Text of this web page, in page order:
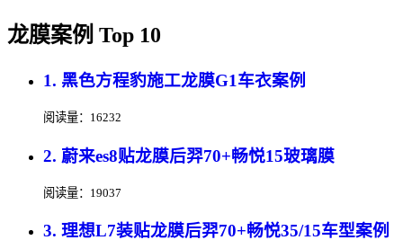
龙膜案例 Top 10
1. 黑色方程豹施工龙膜G1车衣案例
阅读量：16232
2. 蔚来es8贴龙膜后羿70+畅悦15玻璃膜
阅读量：19037
3. 理想L7装贴龙膜后羿70+畅悦35/15车型案例